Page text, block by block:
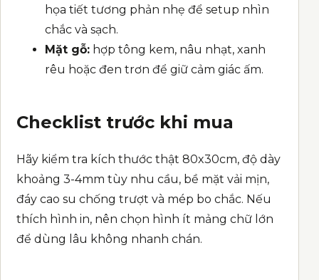
họa tiết tương phản nhẹ để setup nhìn
chắc và sạch.
Mặt gỗ: hợp tông kem, nâu nhạt, xanh
rêu hoặc đen trơn để giữ cảm giác ấm.
Checklist trước khi mua
Hãy kiểm tra kích thước thật 80x30cm, độ dày
khoảng 3-4mm tùy nhu cầu, bề mặt vải mịn,
đáy cao su chống trượt và mép bo chắc. Nếu
thích hình in, nên chọn hình ít mảng chữ lớn
để dùng lâu không nhanh chán.